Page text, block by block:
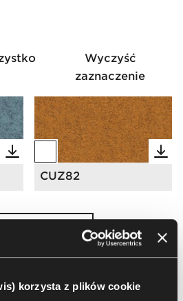
korzysta z plików cookie
Wyczyść
zaznaczenie
CUZ82